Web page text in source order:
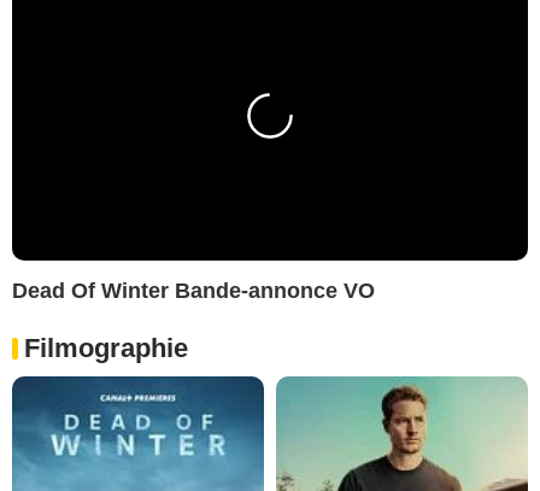
Dead Of Winter Bande-annonce VO
Filmographie